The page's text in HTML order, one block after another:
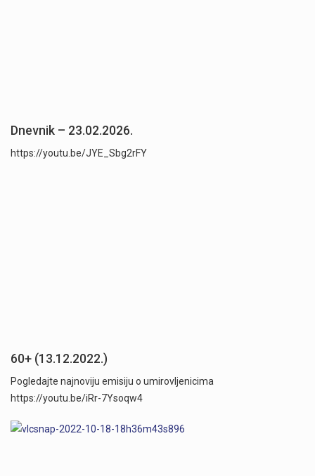
Dnevnik – 23.02.2026.
https://youtu.be/JYE_Sbg2rFY
60+ (13.12.2022.)
Pogledajte najnoviju emisiju o umirovljenicima
https://youtu.be/iRr-7Ysoqw4